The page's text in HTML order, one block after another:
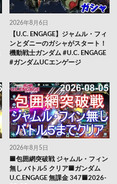
2026年8月6日
【U.C. ENGAGE】ジャムル・フィ
ンとダニーのガシャがスタート！
機動戦士ガンダム #U.C. ENGAGE
#ガンダムUCエンゲージ
2026年8月5日
🟦包囲網突破戦 ジャムル・フィン
無し バトル5 クリア🟦ガンダム
U.C.ENGAGE 無課金 347🟦2026-